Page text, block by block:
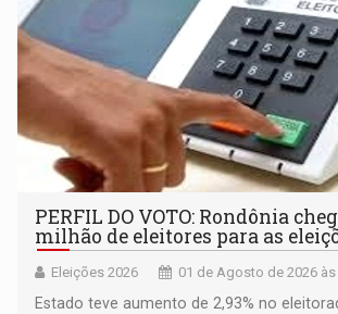
PERFIL DO VOTO: Rondônia
milhão de eleitores para as
Eleições 2026 01 de Agosto de 2026 às
Estado teve aumento de 2,93% no